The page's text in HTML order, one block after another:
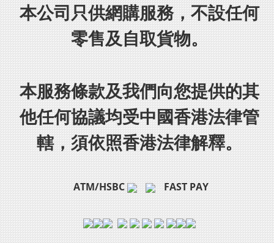
本公司只供網購服務，不設任何
零售及自取貨物。
本服務條款及我們向您提供的其
他任何協議均受中國香港法律管
轄，須依照香港法律解釋。
ATM/HSBC FAST PAY